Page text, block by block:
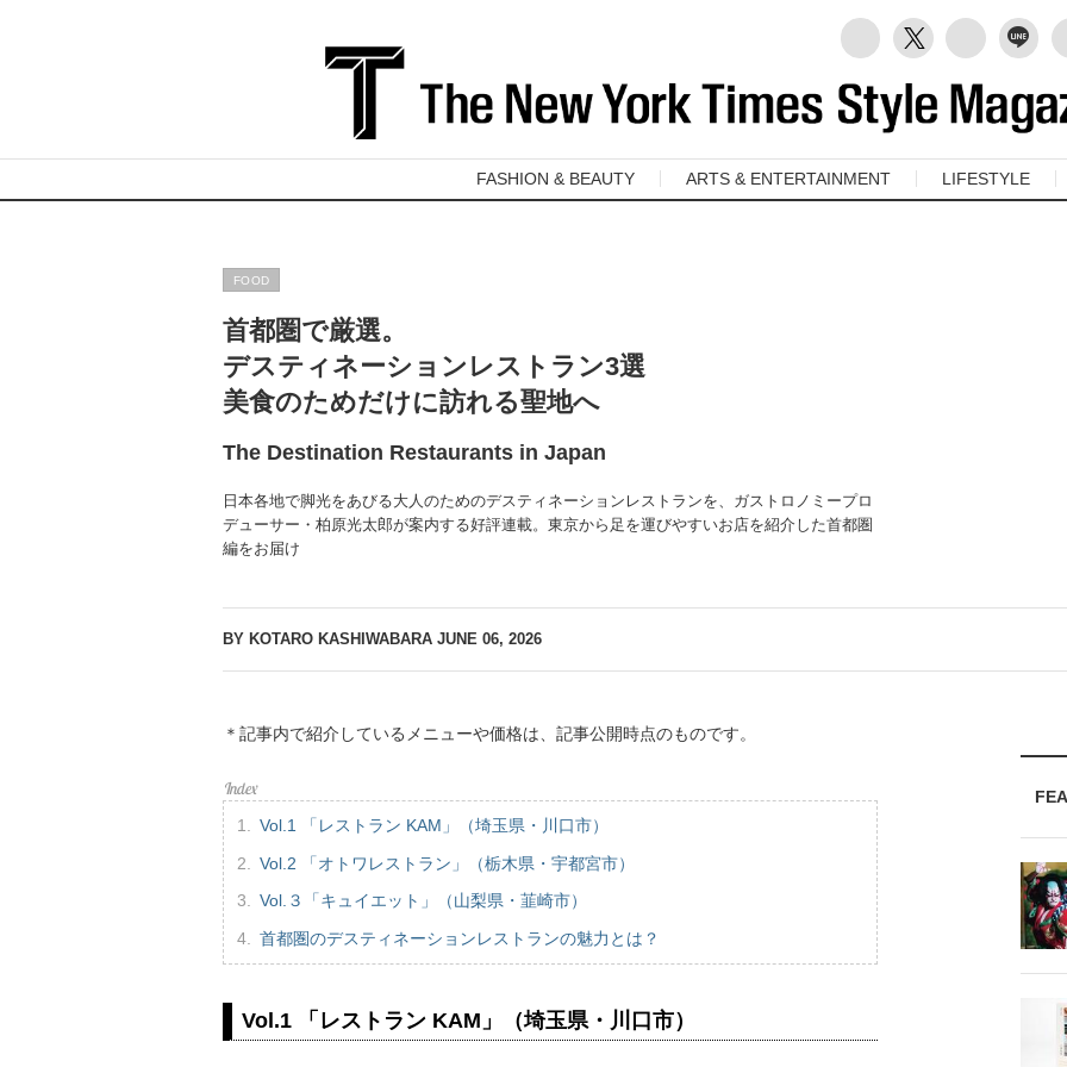
FASHION & BEAUTY ARTS & ENTERTAINMENT LIFESTYLE
FOOD
首都圏で厳選。
デスティネーションレストラン3選
美食のためだけに訪れる聖地へ
The Destination Restaurants in Japan
日本各地で脚光をあびる大人のためのデスティネーションレストランを、ガストロノミープロ
デューサー・柏原光太郎が案内する好評連載。東京から足を運びやすいお店を紹介した首都圏
編をお届け
BY KOTARO KASHIWABARA JUNE 06, 2026
＊記事内で紹介しているメニューや価格は、記事公開時点のものです。
Vol.1 「レストラン KAM」（埼玉県・川口市）
Vol.2 「オトワレストラン」（栃木県・宇都宮市）
Vol.３「キュイエット」（山梨県・韮崎市）
首都圏のデスティネーションレストランの魅力とは？
Vol.1 「レストラン KAM」（埼玉県・川口市）